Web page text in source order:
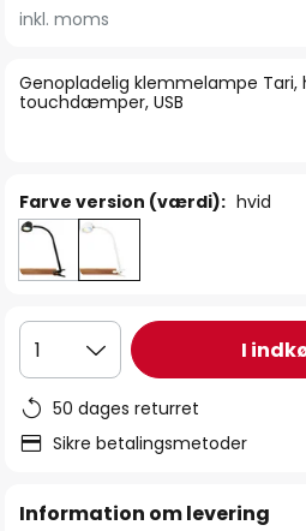
starten
billedgalleriet
Genopladelig klemmelampe Tari,
touchdæmper, USB
inkl. moms
Farve version (værdi): hvid
1 I
50 dages returret
Sikre betalingsmetoder
Information om levering